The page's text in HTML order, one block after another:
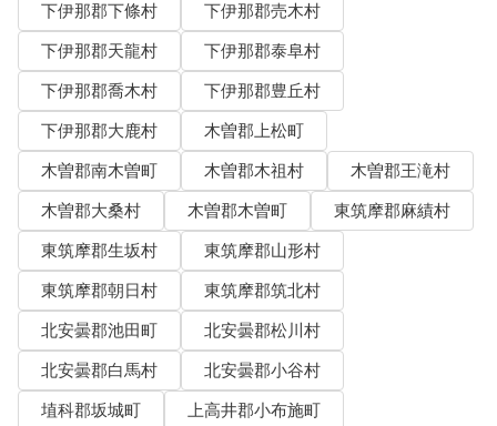
下伊那郡下條村
下伊那郡売木村
下伊那郡天龍村
下伊那郡泰阜村
下伊那郡喬木村
下伊那郡豊丘村
下伊那郡大鹿村
木曽郡上松町
木曽郡南木曽町
木曽郡木祖村
木曽郡王滝村
木曽郡大桑村
木曽郡木曽町
東筑摩郡麻績村
東筑摩郡生坂村
東筑摩郡山形村
東筑摩郡朝日村
東筑摩郡筑北村
北安曇郡池田町
北安曇郡松川村
北安曇郡白馬村
北安曇郡小谷村
埴科郡坂城町
上高井郡小布施町